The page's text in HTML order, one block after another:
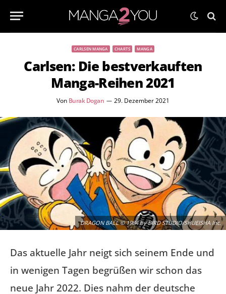
CARLSEN MANGA CHARTS MANGA
Carlsen: Die bestverkauften
Manga-Reihen 2021
Von Burak Dogan 29. Dezember 2021
DRAGON BALL © 1984 by BIRD STUDIO/SHUEISHA Inc.
Das aktuelle Jahr neigt sich seinem Ende und
in wenigen Tagen begrüßen wir schon das
neue Jahr 2022. Dies nahm der deutsche